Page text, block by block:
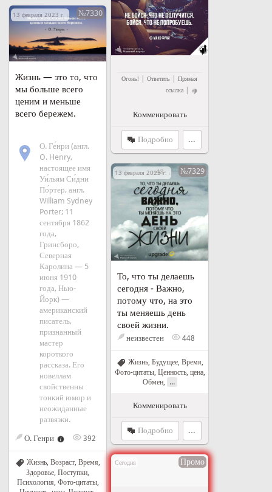
Огонь! Ответить
Прямая
ссылка
Комменировать
Подробно ...
13 февраля 2023 г. в 16:44№7330
Жизнь — это то, что
мы больше всего
ценим и меньше
всего бережем.
О. Ге́нри (англ.
O. Henry,
настоящее имя
Уи́льям Си́дни
По́ртер, англ.
William Sydney
Porter; 11
сентября 1862
года,
Гринсборо,
Северная
Каролина — 5
июня 1910
года, Нью-
Йорк) —
американский
писатель,
признанный
мастер
короткого
рассказа. Его
новеллам
свойственны
тонкий юмор и
неожиданные
развязки.
О. Генри 392
Жизнь, Возраст, Время,
Здоровье, Поступки,
Психология, Фото-цитаты,
13 февраля 2023 г. в 16:28№7329
То, что ты делаешь
сегодня - Важно,
потому что, на это
ты меняешь день
своей жизни.
неизвестен 448
Жизнь, Будущее, Время,
Фото-цитаты, Ценность, цена,
Обмен, ...
Комменировать
Подробно ...
Сегодня Промо